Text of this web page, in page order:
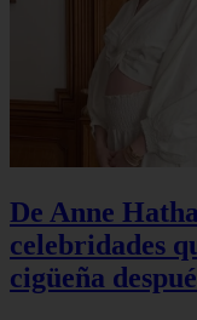
De Anne
celebridades
cigüeña